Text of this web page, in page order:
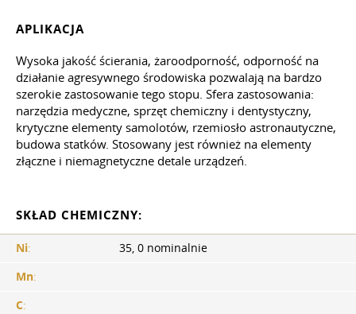
APLIKACJA
Wysoka jakość ścierania, żaroodporność, odporność na
działanie agresywnego środowiska pozwalają na bardzo
szerokie zastosowanie tego stopu. Sfera zastosowania:
narzędzia medyczne, sprzęt chemiczny i dentystyczny,
krytyczne elementy samolotów, rzemiosło astronautyczne,
budowa statków. Stosowany jest również na elementy
złączne i niemagnetyczne detale urządzeń.
SKŁAD CHEMICZNY:
Ni:
35, 0 nominalnie
Mn:
C: